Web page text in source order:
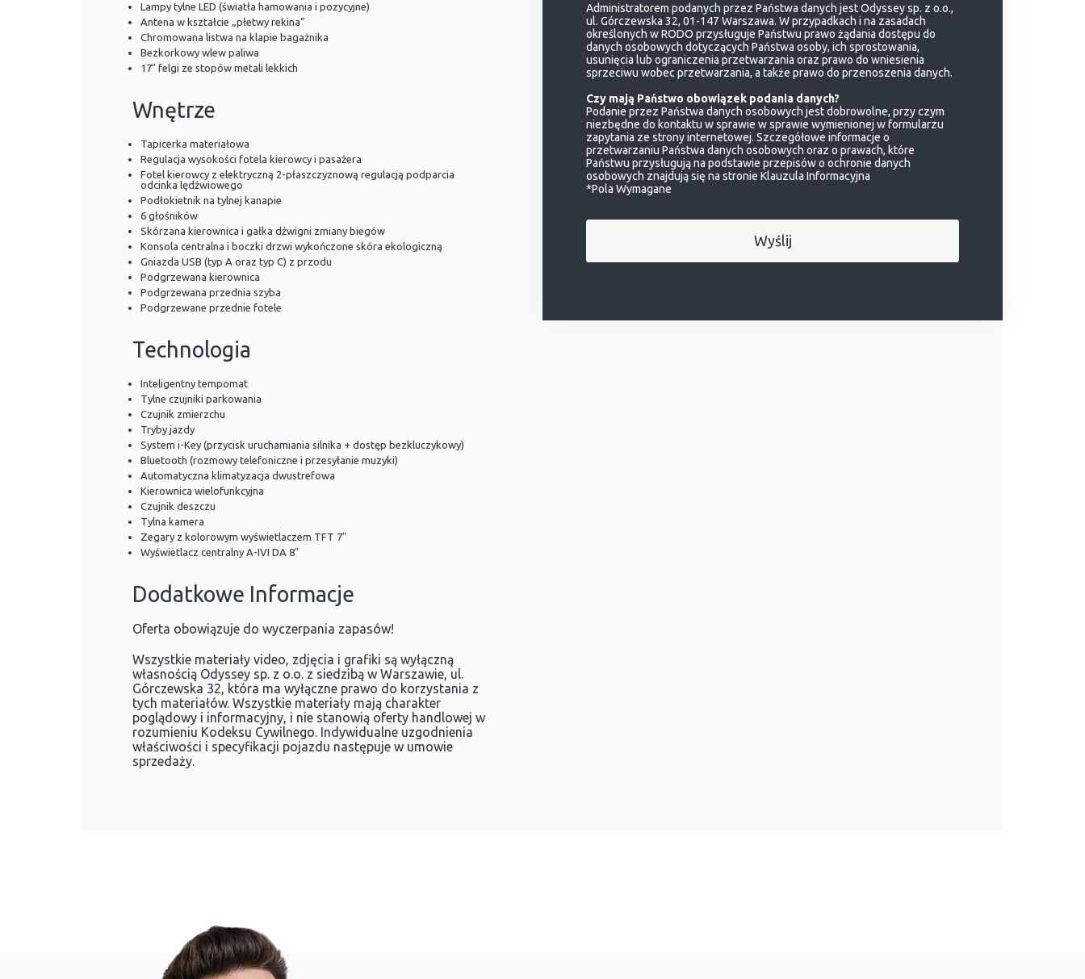
Lampy tylne LED (światła hamowania i pozycyjne)
Antena w kształcie „płetwy rekina”
Chromowana listwa na klapie bagażnika
Bezkorkowy wlew paliwa
17″ felgi ze stopów metali lekkich
Wnętrze
Tapicerka materiałowa
Regulacja wysokości fotela kierowcy i pasażera
Fotel kierowcy z elektryczną 2-płaszczyznową regulacją podparcia
odcinka lędźwiowego
Podłokietnik na tylnej kanapie
6 głośników
Skórzana kierownica i gałka dźwigni zmiany biegów
Konsola centralna i boczki drzwi wykończone skóra ekologiczną
Gniazda USB (typ A oraz typ C) z przodu
Podgrzewana kierownica
Podgrzewana przednia szyba
Podgrzewane przednie fotele
Technologia
Inteligentny tempomat
Tylne czujniki parkowania
Czujnik zmierzchu
Tryby jazdy
System i-Key (przycisk uruchamiania silnika + dostęp bezkluczykowy)
Bluetooth (rozmowy telefoniczne i przesyłanie muzyki)
Automatyczna klimatyzacja dwustrefowa
Kierownica wielofunkcyjna
Czujnik deszczu
Tylna kamera
Zegary z kolorowym wyświetlaczem TFT 7″
Wyświetlacz centralny A-IVI DA 8″
Dodatkowe Informacje
Oferta obowiązuje do wyczerpania zapasów!
Wszystkie materiały video, zdjęcia i grafiki są wyłączną
własnością Odyssey sp. z o.o. z siedzibą w Warszawie, ul.
Górczewska 32, która ma wyłączne prawo do korzystania z
tych materiałów. Wszystkie materiały mają charakter
poglądowy i informacyjny, i nie stanowią oferty handlowej w
rozumieniu Kodeksu Cywilnego. Indywidualne uzgodnienia
właściwości i specyfikacji pojazdu następuje w umowie
sprzedaży.
Administratorem podanych przez Państwa danych jest Odyssey sp. z o.o.,
ul. Górczewska 32, 01-147 Warszawa. W przypadkach i na zasadach
określonych w RODO przysługuje Państwu prawo żądania dostępu do
danych osobowych dotyczących Państwa osoby, ich sprostowania,
usunięcia lub ograniczenia przetwarzania oraz prawo do wniesienia
sprzeciwu wobec przetwarzania, a także prawo do przenoszenia danych.
Czy mają Państwo obowiązek podania danych?
Podanie przez Państwa danych osobowych jest dobrowolne, przy czym
niezbędne do kontaktu w sprawie w sprawie wymienionej w formularzu
zapytania ze strony internetowej. Szczegółowe informacje o
przetwarzaniu Państwa danych osobowych oraz o prawach, które
Państwu przysługują na podstawie przepisów o ochronie danych
osobowych znajdują się na stronie Klauzula Informacyjna
*Pola Wymagane